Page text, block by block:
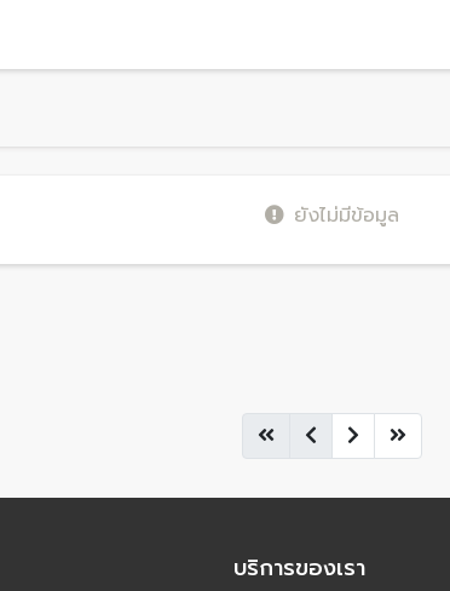
ยังไม่มีข้อมูล
บริการของเรา